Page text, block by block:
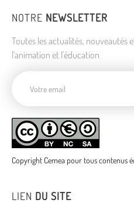
NOTRE NEWSLETTER
Toutes les actualités, nouveautés
l'animation et l'éducation
Copyright Cemea pour tous contenus
LIEN DU SITE